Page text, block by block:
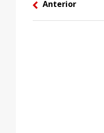
left Anterior